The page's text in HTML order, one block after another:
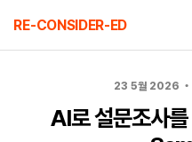
Skip
RE-CONSIDER-ED
23 5월 2026
AI로 설문조사